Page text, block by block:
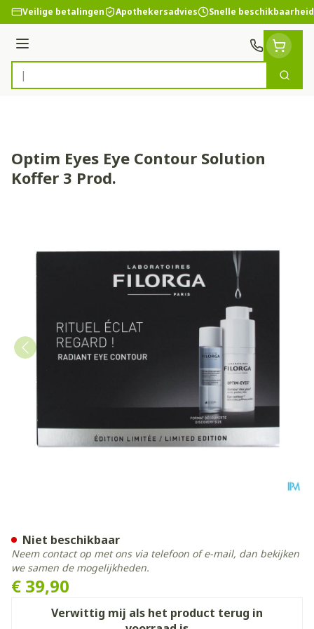
Ga naar de inhoud
Veilige betalingen Apothekersadvies Snelle beschikbaarheid
Menu
Product, merk, categorie...
Zoek
Optim Eyes Eye Contour Solution
Koffer 3 Prod.
€ 39,90
Verwittig mij als het product terug in
Niet beschikbaar
Neem contact op met ons via telefoon of e-mail, dan bekijken
we samen de mogelijkheden.